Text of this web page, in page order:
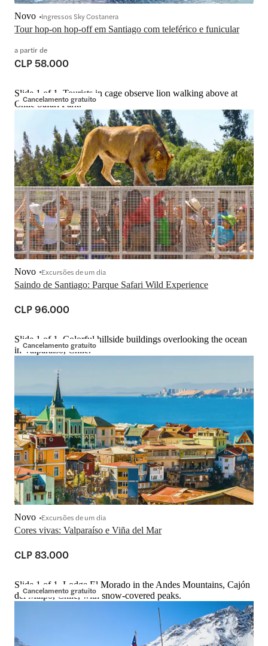
Novo Ingressos Sky Costanera
a partir de
CLP 58.000
Cancelamento gratuito
Slide 1 of 1, Tourists in cage observe lion walking above at
Chile Safari Park.
Saindo de Santiago: Parque Safari Wild Experience
Novo Excursões de um dia
CLP 96.000
Cancelamento gratuito
Slide 1 of 1, Colorful hillside buildings overlooking the ocean
in Valparaíso, Chile.
Cores vivas: Valparaíso e Viña del Mar
Novo Excursões de um dia
CLP 83.000
Cancelamento gratuito
Slide 1 of 1, Lodge El Morado in the Andes Mountains, Cajón
del Maipo, Chile, with snow-covered peaks.